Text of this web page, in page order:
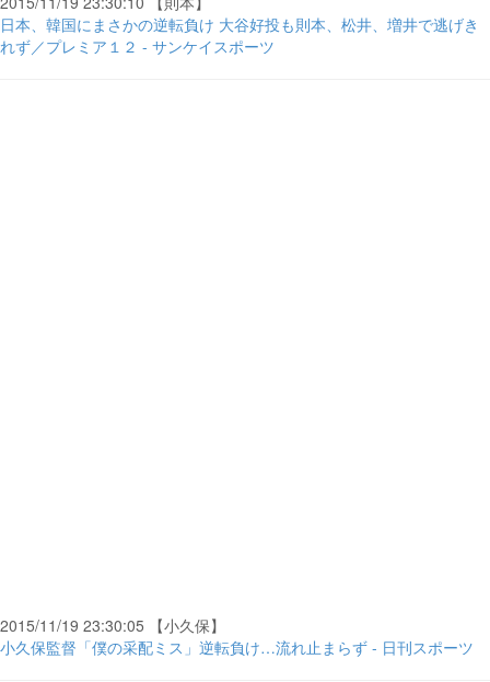
日本、韓国にまさかの逆転負け 大谷好投も則本、松井、増井で逃げき
れず／プレミア１２ - サンケイスポーツ
2015/11/19 23:30:05 【小久保】
小久保監督「僕の采配ミス」逆転負け…流れ止まらず - 日刊スポーツ